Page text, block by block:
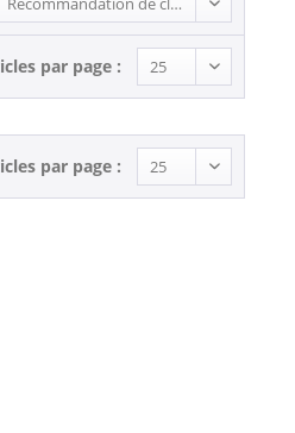
par page :
par page :